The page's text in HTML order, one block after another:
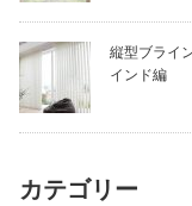
縦型ブライ
インド編
カテゴリー